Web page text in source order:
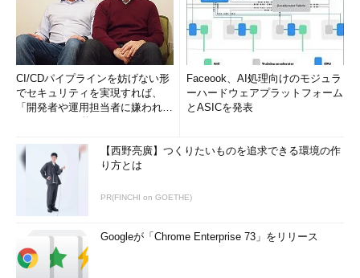
CI/CDパイプラインを妨げない形
でセキュリティを実現すれば、
「開発者や運用担当者に嫌われな
Faceook、AI処理向けのモジュラ
ーハードウェアプラットフォーム
とASICを発表
【西野亮廣】つくりたいものを追求できる環境の作
り方とは
PR(FINCHI on GOETHE)
Googleが「Chrome Enterprise 73」をリリース